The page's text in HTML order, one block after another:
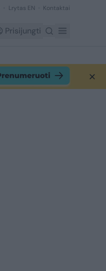
Lrytas EN Kontaktai
Prisijungti